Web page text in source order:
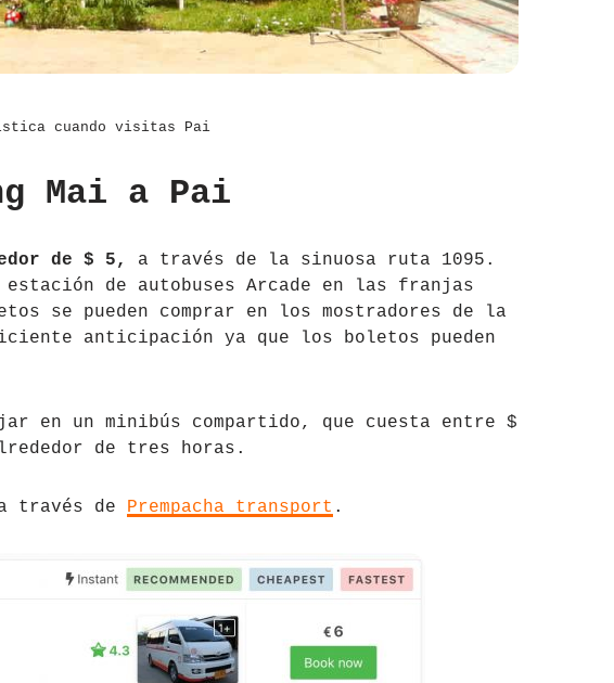
cuando visitas Pai
Mai a Pai
de $ 5,
a través de la sinuosa ruta 1095.
de autobuses Arcade en las franjas
se pueden comprar en los mostradores de la
anticipación ya que los boletos pueden
en un minibús compartido, que cuesta entre $
de tres horas.
través de Prempacha transport .